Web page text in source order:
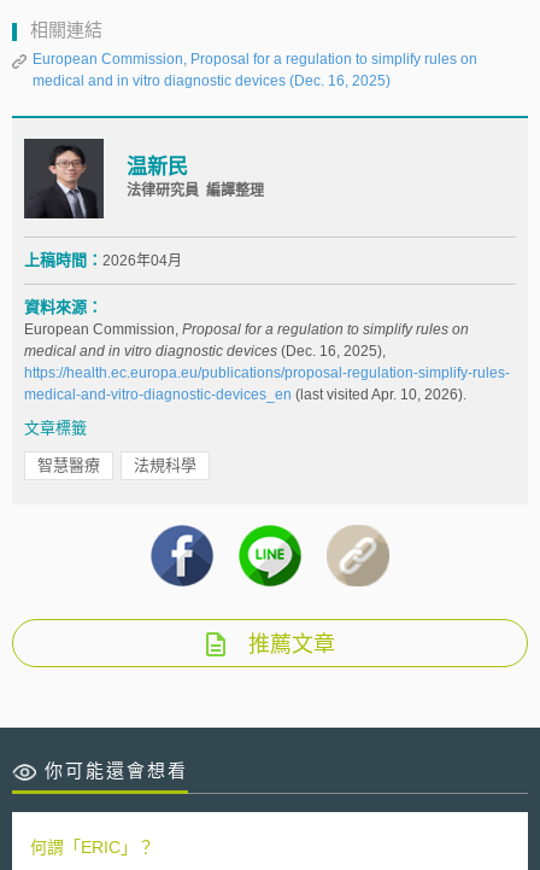
相關連結
European Commission, Proposal for a regulation to simplify rules on
medical and in vitro diagnostic devices (Dec. 16, 2025)
温新民
法律研究員 編譯整理
上稿時間： 2026年04月
資料來源：
European Commission, Proposal for a regulation to simplify rules on
medical and in vitro diagnostic devices (Dec. 16, 2025),
https://health.ec.europa.eu/publications/proposal-regulation-simplify-rules-
medical-and-vitro-diagnostic-devices_en (last visited Apr. 10, 2026).
文章標籤
智慧醫療 法規科學
推薦文章
你可能還會想看
何謂「ERIC」？